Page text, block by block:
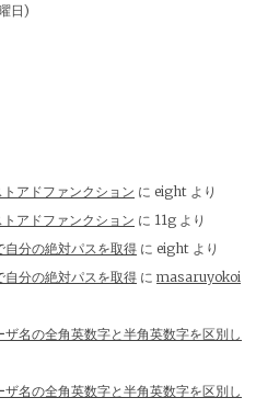
日)
アドファンクション に eight より
アドファンクション に 11g より
分の絶対パスを取得 に eight より
分の絶対パスを取得 に masaruyokoi
名の全角英数字と半角英数字を区別し
名の全角英数字と半角英数字を区別し